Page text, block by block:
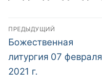
Навигация
по
записям
ПРЕДЫДУЩИЙ
Предыдущий
пост:
Божественная
литургия 07 февраля
2021 г.